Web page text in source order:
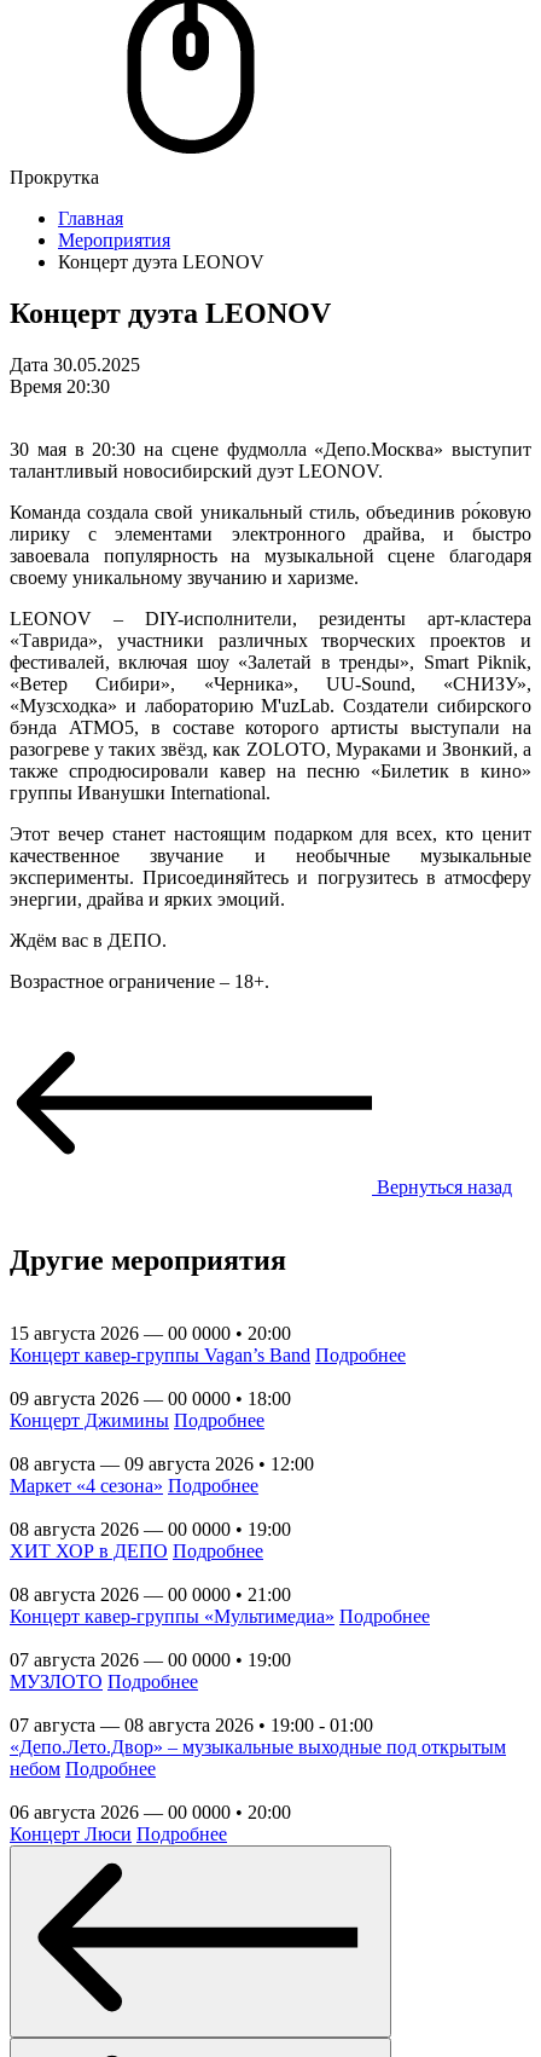
Прокрутка
Главная
Мероприятия
Концерт дуэта LEONOV
Концерт дуэта LEONOV
Дата 30.05.2025
Время 20:30
30 мая в 20:30 на сцене фудмолла «Депо.Москва» выступит
талантливый новосибирский дуэт LEONOV.
Команда создала свой уникальный стиль, объединив ро́ковую
лирику с элементами электронного драйва, и быстро
завоевала популярность на музыкальной сцене благодаря
своему уникальному звучанию и харизме.
LEONOV – DIY-исполнители, резиденты арт-кластера
«Таврида», участники различных творческих проектов и
фестивалей, включая шоу «Залетай в тренды», Smart Piknik,
«Ветер Сибири», «Черника», UU-Sound, «СНИЗУ»,
«Музсходка» и лабораторию M'uzLab. Создатели сибирского
бэнда ATMO5, в составе которого артисты выступали на
разогреве у таких звёзд, как ZOLOTO, Мураками и Звонкий, а
также спродюсировали кавер на песню «Билетик в кино»
группы Иванушки International.
Этот вечер станет настоящим подарком для всех, кто ценит
качественное звучание и необычные музыкальные
эксперименты. Присоединяйтесь и погрузитесь в атмосферу
энергии, драйва и ярких эмоций.
Ждём вас в ДЕПО.
Возрастное ограничение – 18+.
Вернуться назад
Другие мероприятия
15 августа 2026 — 00 0000 • 20:00
Концерт кавер-группы Vagan’s Band Подробнее
09 августа 2026 — 00 0000 • 18:00
Концерт Джимины Подробнее
08 августа — 09 августа 2026 • 12:00
Маркет «4 сезона» Подробнее
08 августа 2026 — 00 0000 • 19:00
ХИТ ХОР в ДЕПО Подробнее
08 августа 2026 — 00 0000 • 21:00
Концерт кавер-группы «Мультимедиа» Подробнее
07 августа 2026 — 00 0000 • 19:00
МУЗЛОТО Подробнее
07 августа — 08 августа 2026 • 19:00 - 01:00
«Депо.Лето.Двор» – музыкальные выходные под открытым
небом Подробнее
06 августа 2026 — 00 0000 • 20:00
Концерт Люси Подробнее